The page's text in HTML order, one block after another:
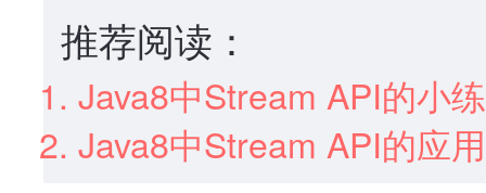
推荐阅读：
Java8中Stream API的小
Java8中Stream API的应用